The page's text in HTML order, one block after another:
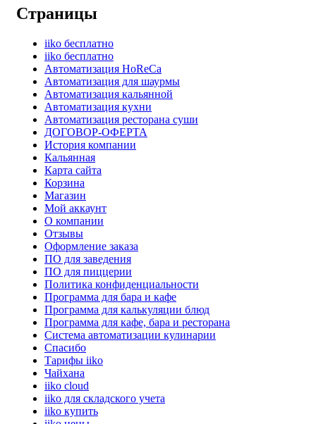
Страницы
iiko бесплатно
iiko бесплатно
Автоматизация HoReCa
Автоматизация для шаурмы
Автоматизация кальянной
Автоматизация кухни
Автоматизация ресторана суши
ДОГОВОР-ОФЕРТА
История компании
Кальянная
Карта сайта
Корзина
Магазин
Мой аккаунт
О компании
Отзывы
Оформление заказа
ПО для заведения
ПО для пиццерии
Политика конфиденциальности
Программа для бара и кафе
Программа для калькуляции блюд
Программа для кафе, бара и ресторана
Система автоматизации кулинарии
Спасибо
Тарифы iiko
Чайхана
iiko cloud
iiko для складского учета
iiko купить